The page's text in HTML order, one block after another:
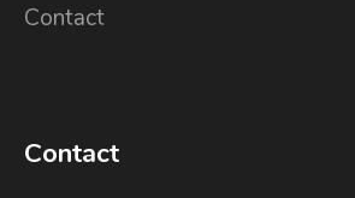
Contact
Contact